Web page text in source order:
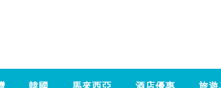
韓國 馬來西亞 酒店優惠 旅